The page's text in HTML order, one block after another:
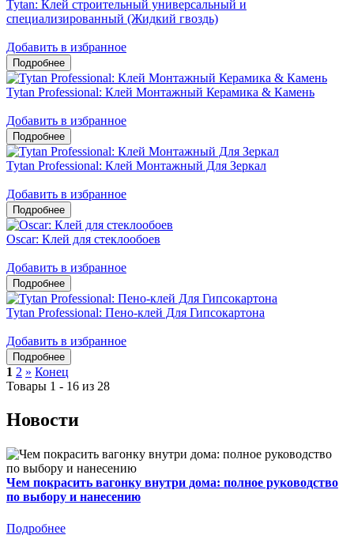
Tytan: Клей строительный универсальный и
специализированный (Жидкий гвоздь)
Добавить в избранное
Tytan Professional: Клей Монтажный Керамика & Камень
Добавить в избранное
Tytan Professional: Клей Монтажный Для Зеркал
Добавить в избранное
Oscar: Клей для стеклообоев
Добавить в избранное
Tytan Professional: Пено-клей Для Гипсокартона
Добавить в избранное
1 2 » Конец
Товары 1 - 16 из 28
Новости
Чем покрасить вагонку внутри дома: полное руководство
по выбору и нанесению
Подробнее